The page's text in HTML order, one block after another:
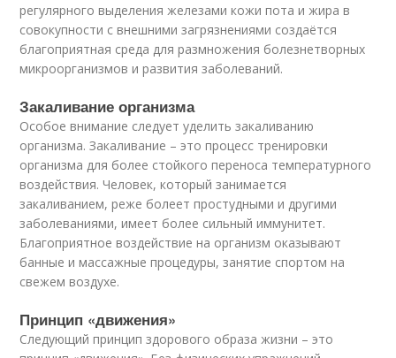
регулярного выделения железами кожи пота и жира в
совокупности с внешними загрязнениями создаётся
благоприятная среда для размножения болезнетворных
микроорганизмов и развития заболеваний.
Закаливание организма
Особое внимание следует уделить закаливанию
организма. Закаливание – это процесс тренировки
организма для более стойкого переноса температурного
воздействия. Человек, который занимается
закаливанием, реже болеет простудными и другими
заболеваниями, имеет более сильный иммунитет.
Благоприятное воздействие на организм оказывают
банные и массажные процедуры, занятие спортом на
свежем воздухе.
Принцип «движения»
Следующий принцип здорового образа жизни – это